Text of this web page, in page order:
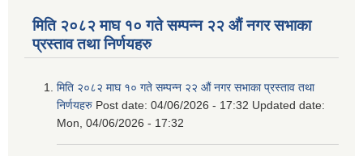
मिति २०८२ माघ १० गते सम्पन्न २२ औं नगर सभाका
प्रस्ताव तथा निर्णयहरु
मिति २०८२ माघ १० गते सम्पन्न २२ औं नगर सभाका प्रस्ताव तथा
निर्णयहरु Post date: 04/06/2026 - 17:32 Updated date:
Mon, 04/06/2026 - 17:32